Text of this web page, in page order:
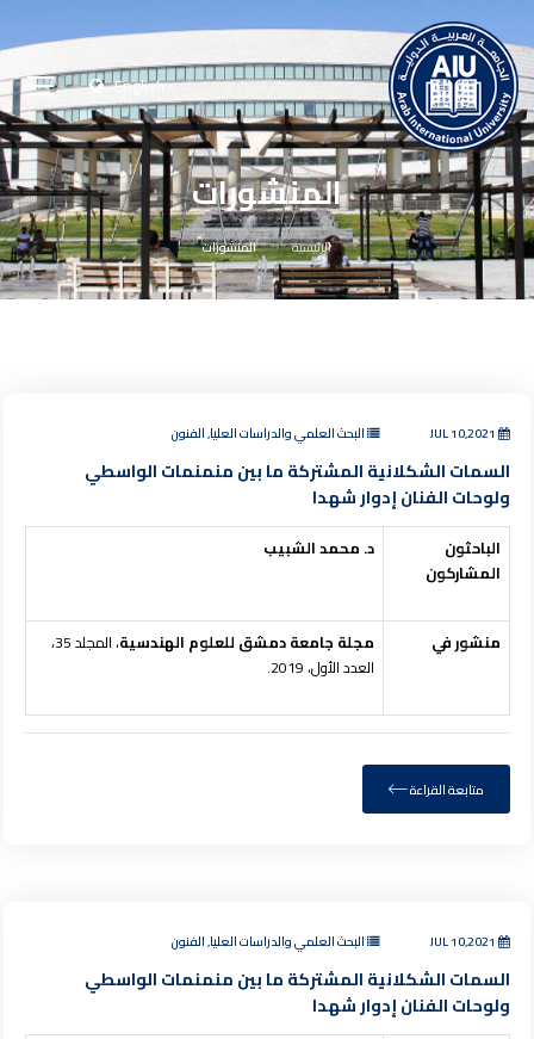
English
المنشورات
الرئيسية المنشورات
البحث العلمي والدراسات العليا, الفنون
السمات الشكلانية المشتركة ما بين منمنمات الواسطي
ولوحات الفنان إدوار شهدا
الباحثون
المشاركون
د. محمد الشبيب
منشور في مجلة جامعة دمشق للعلوم الهندسية
، المجلد 35،
العدد الأول، 2019.
متابعة القراءة
البحث العلمي والدراسات العليا, الفنون
السمات الشكلانية المشتركة ما بين منمنمات الواسطي
ولوحات الفنان إدوار شهدا